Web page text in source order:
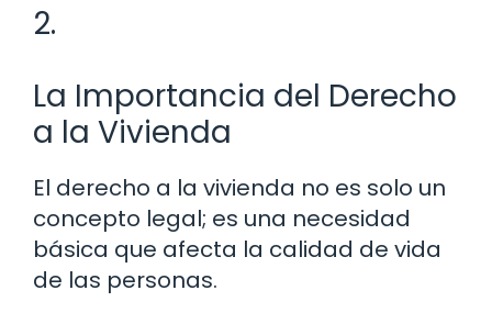
2.
La Importancia del Derecho
a la Vivienda
El derecho a la vivienda no es solo un
concepto legal; es una necesidad
básica que afecta la calidad de vida
de las personas.